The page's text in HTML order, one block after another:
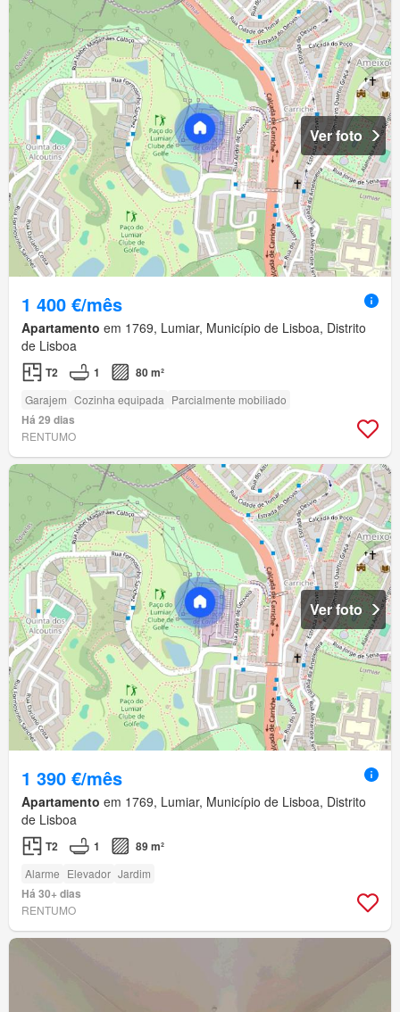
Ver foto
1 400 €/mês
Apartamento em 1769, Lumiar, Município de Lisboa, Distrito
de Lisboa
T2 1 80 m²
Garajem Cozinha equipada Parcialmente mobiliado
Há 29 dias
RENTUMO
Ver foto
1 390 €/mês
Apartamento em 1769, Lumiar, Município de Lisboa, Distrito
de Lisboa
T2 1 89 m²
Alarme Elevador Jardim
Há 30+ dias
RENTUMO